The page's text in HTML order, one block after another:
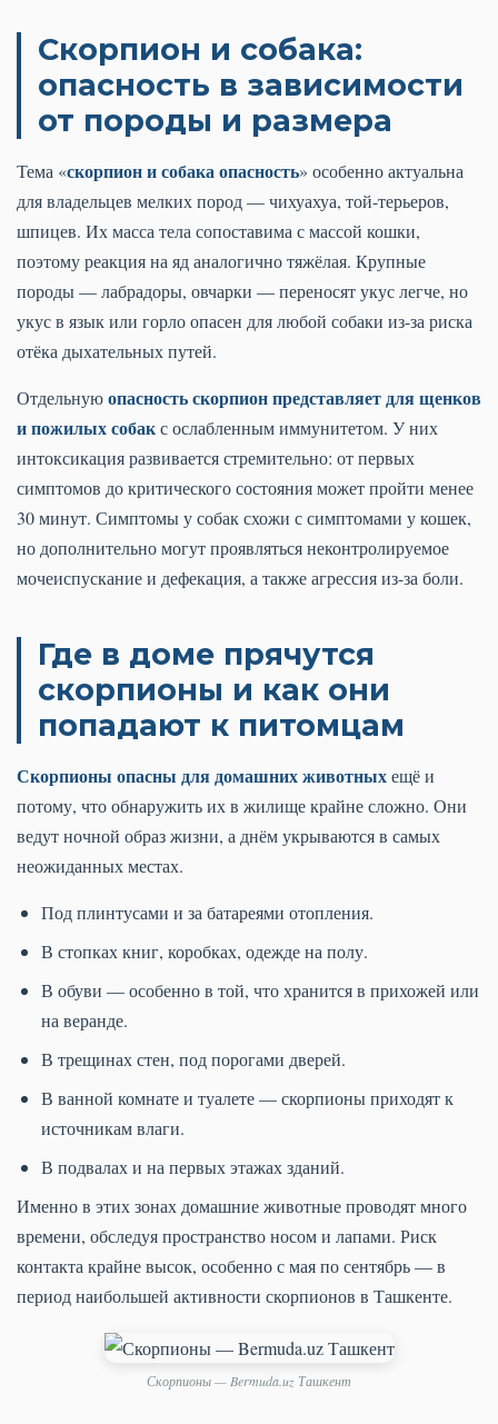
Скорпион и собака:
опасность в зависимости
от породы и размера
Тема «скорпион и собака опасность» особенно актуальна
для владельцев мелких пород — чихуахуа, той-терьеров,
шпицев. Их масса тела сопоставима с массой кошки,
поэтому реакция на яд аналогично тяжёлая. Крупные
породы — лабрадоры, овчарки — переносят укус легче, но
укус в язык или горло опасен для любой собаки из-за риска
отёка дыхательных путей.
Отдельнуюопасность скорпион представляет для щенков
и пожилых собакс ослабленным иммунитетом. У них
интоксикация развивается стремительно: от первых
симптомов до критического состояния может пройти менее
30 минут. Симптомы у собак схожи с симптомами у кошек,
но дополнительно могут проявляться неконтролируемое
мочеиспускание и дефекация, а также агрессия из-за боли.
Где в доме прячутся
скорпионы и как они
попадают к питомцам
Скорпионы опасны для домашних животныхещё и
потому, что обнаружить их в жилище крайне сложно. Они
ведут ночной образ жизни, а днём укрываются в самых
неожиданных местах.
Под плинтусами и за батареями отопления.
В стопках книг, коробках, одежде на полу.
В обуви — особенно в той, что хранится в прихожей или
на веранде.
В трещинах стен, под порогами дверей.
В ванной комнате и туалете — скорпионы приходят к
источникам влаги.
В подвалах и на первых этажах зданий.
Именно в этих зонах домашние животные проводят много
времени, обследуя пространство носом и лапами. Риск
контакта крайне высок, особенно с мая по сентябрь — в
период наибольшей активности скорпионов в Ташкенте.
Скорпионы — Bermuda.uz Ташкент